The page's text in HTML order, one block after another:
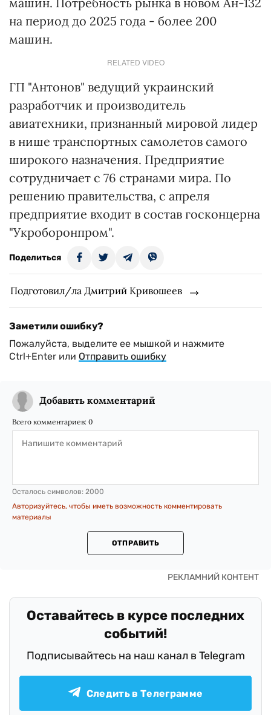
на период до 2025 года - более 200
машин.
RELATED VIDEO
ГП "Антонов" ведущий украинский
разработчик и производитель
авиатехники, признанный мировой лидер
в нише транспортных самолетов самого
широкого назначения. Предприятие
сотрудничает с 76 странами мира. По
решению правительства, с апреля
предприятие входит в состав госконцерна
"Укроборонпром".
Поделиться
Подготовил/ла Дмитрий Кривошеев
Заметили ошибку?
Пожалуйста, выделите ее мышкой и нажмите
Ctrl+Enter или Отправить ошибку
Добавить комментарий
Всего комментариев: 0
Осталось символов: 2000
Авторизуйтесь, чтобы иметь возможность комментировать
материалы
ОТПРАВИТЬ
Оставайтесь в курсе последних
событий!
Подписывайтесь на наш канал в Telegram
Следить в Телеграмме